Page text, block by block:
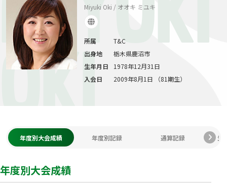
OKI
Miyuki Oki / オオキ ミユキ
所属
T&C
出身地
栃木県鹿沼市
生年月日
1978年12月31日
入会日
2009年8月1日 （81期生）
年度別大会成績 年度別記録 通算記録 生
年度別大会成績